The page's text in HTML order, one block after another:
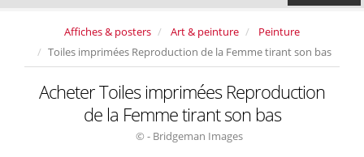
Affiches & posters Art & peinture
Peinture
Toiles imprimées Reproduction de la Femme tirant son bas
Acheter Toiles imprimées Reproduction
de la Femme tirant son bas
© - Bridgeman Images